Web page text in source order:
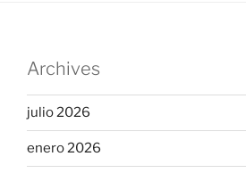
Archives
julio 2026
enero 2026